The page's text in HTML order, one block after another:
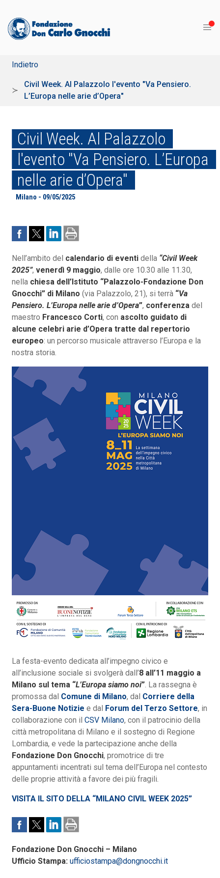
Indietro
Civil Week. Al Palazzolo l'evento "Va Pensiero.
L’Europa nelle arie d’Opera"
Civil Week. Al Palazzolo
l'evento "Va Pensiero. L’Europa
nelle arie d’Opera"
Milano - 09/05/2025
Nell’ambito del calendario di eventi della “Civil Week
2025”, venerdì 9 maggio, dalle ore 10.30 alle 11.30,
nella chiesa dell’Istituto “Palazzolo-Fondazione Don
Gnocchi” di Milano (via Palazzolo, 21), si terrà “Va
Pensiero. L’Europa nelle arie d’Opera”, conferenza del
maestro Francesco Corti, con ascolto guidato di
alcune celebri arie d’Opera tratte dal repertorio
europeo: un percorso musicale attraverso l’Europa e la
nostra storia.
La festa-evento dedicata all’impegno civico e
all’inclusione sociale si svolgerà dall’8 all’11 maggio a
Milano sul tema “L’Europa siamo noi”. La rassegna è
promossa dal Comune di Milano, dal Corriere della
Sera-Buone Notizie e dal Forum del Terzo Settore, in
collaborazione con il CSV Milano, con il patrocinio della
città metropolitana di Milano e il sostegno di Regione
Lombardia, e vede la partecipazione anche della
Fondazione Don Gnocchi, promotrice di tre
appuntamenti incentrati sul tema dell’Europa nel contesto
delle proprie attività a favore dei più fragili.
VISITA IL SITO DELLA “MILANO CIVIL WEEK 2025”
Fondazione Don Gnocchi – Milano
Ufficio Stampa: ufficiostampa@dongnocchi.it